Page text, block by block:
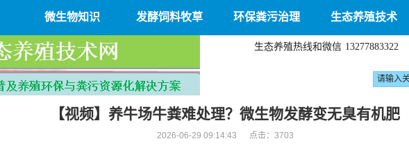
微生物知识 发酵饲料牧草 环保粪污治理 生态养殖技术
生态养殖热线和微信 13277883322
【视频】养牛场牛粪难处理？微生物发酵变无臭有机肥
2026-06-29 09:14:43 点击： 3703